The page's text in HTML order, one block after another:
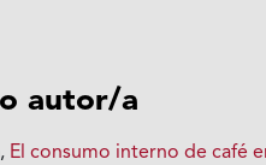
autor/a
El consumo interno de café